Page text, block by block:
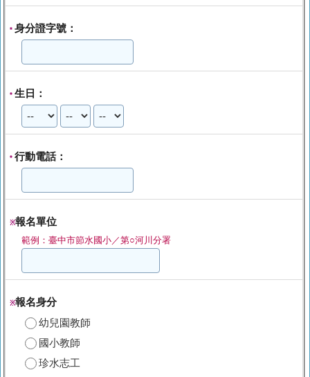
* 身分證字號：
* 生日：
* 行動電話：
※報名單位
範例：臺中市節水國小／第○河川分署
※報名身分
幼兒園教師
國小教師
珍水志工